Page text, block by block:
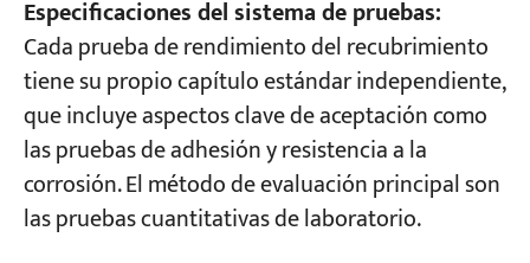
Especificaciones del sistema de pruebas:
Cada prueba de rendimiento del recubrimiento
tiene su propio capítulo estándar independiente,
que incluye aspectos clave de aceptación como
las pruebas de adhesión y resistencia a la
corrosión. El método de evaluación principal son
las pruebas cuantitativas de laboratorio.